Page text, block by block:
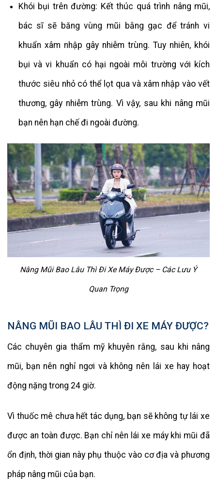
Khói bụi trên đường: Kết thúc quá trình nâng mũi,
bác sĩ sẽ băng vùng mũi bằng gạc để tránh vi
khuẩn xâm nhập gây nhiễm trùng. Tuy nhiên, khói
bụi và vi khuẩn có hại ngoài môi trường với kích
thước siêu nhỏ có thể lọt qua và xâm nhập vào vết
thương, gây nhiễm trùng. Vì vậy, sau khi nâng mũi
bạn nên hạn chế đi ngoài đường.
Nâng Mũi Bao Lâu Thì Đi Xe Máy Được – Các Lưu Ý
Quan Trọng
NÂNG MŨI BAO LÂU THÌ ĐI XE MÁY ĐƯỢC?
Các chuyên gia thẩm mỹ khuyên rằng, sau khi nâng
mũi, bạn nên nghỉ ngơi và không nên lái xe hay hoạt
động nặng trong 24 giờ.
Vì thuốc mê chưa hết tác dụng, bạn sẽ không tự lái xe
được an toàn được. Bạn chỉ nên lái xe máy khi mũi đã
ổn định, thời gian này phụ thuộc vào cơ địa và phương
pháp nâng mũi của bạn.